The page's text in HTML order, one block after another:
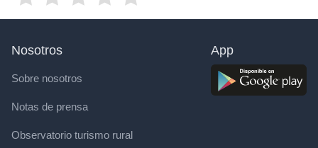
Nosotros
Sobre nosotros
Notas de prensa
Observatorio turismo rural
App